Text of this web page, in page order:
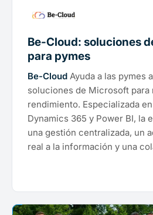
Be-Cloud: soluciones
para pymes
Be-Cloud Ayuda a las pymes
soluciones de Microsoft para
rendimiento. Especializada
Dynamics 365 y Power BI, la
una gestión centralizada, un
real a la información y una